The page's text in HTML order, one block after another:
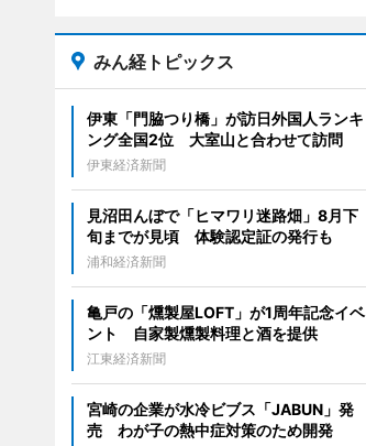
みん経トピックス
伊東「門脇つり橋」が訪日外国人ランキ
ング全国2位 大室山と合わせて訪問
伊東経済新聞
見沼田んぼで「ヒマワリ迷路畑」8月下
旬までが見頃 体験認定証の発行も
浦和経済新聞
亀戸の「燻製屋LOFT」が1周年記念イベ
ント 自家製燻製料理と酒を提供
江東経済新聞
宮崎の企業が水冷ビブス「JABUN」発
売 わが子の熱中症対策のため開発